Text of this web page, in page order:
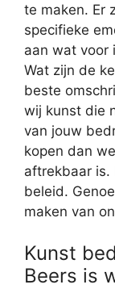
te maken. Er
specifieke
aan wat voor
Wat zijn de
beste
wij kunst die
van jouw
kopen dan
aftrekbaar is.
beleid.
maken van
Kunst
Beers is